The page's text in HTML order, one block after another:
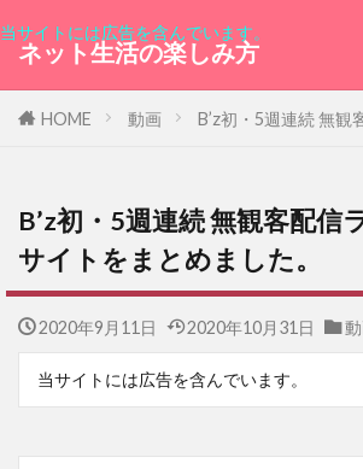
当サイトには広告を含んでいます。
ネット生活の楽しみ方
HOME 動画 B’z初・5週連続 無
B’z初・5週連続 無観客配信
サイトをまとめました。
2020年9月11日 2020年10月31日
当サイトには広告を含んでいます。